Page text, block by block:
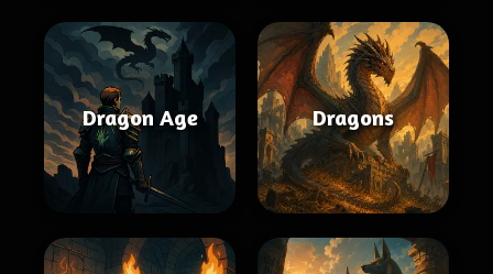
Dragon Age Dragons